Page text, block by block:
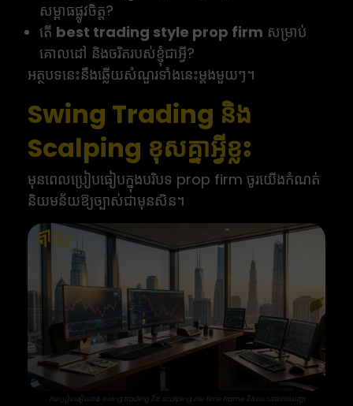
សម្ពាធផ្លូវចិត្ត?
តើ best trading style prop firm សម្រាប់
គោលដៅ និងចរិតរបស់ខ្ញុំជាអ្វី?
អត្ថបទនេះនឹងឆ្លើយសំណួរទាំងនេះម្តងមួយៗ។
Swing Trading និង
Scalping ខុសគ្នាអ្វីខ្លះ
មុនពេលប្រៀបធៀបក្នុងបរិបទ prop firm ចូរយើងកំណត់
និយមន័យឱ្យច្បាស់ជាមុនសិន។
ការប្រៀបធៀបរវាង swing trading និង scalping តាម time frame និងរយៈពេលកាន់បញ្ជា